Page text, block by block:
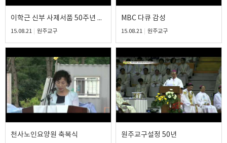
이학근 신부 사제서품 50주년 금경축
15.08.21 원주교구
MBC 다큐 감성
15.08.21 원주교구
천사노인요양원 축복식 원주교구설정 50년